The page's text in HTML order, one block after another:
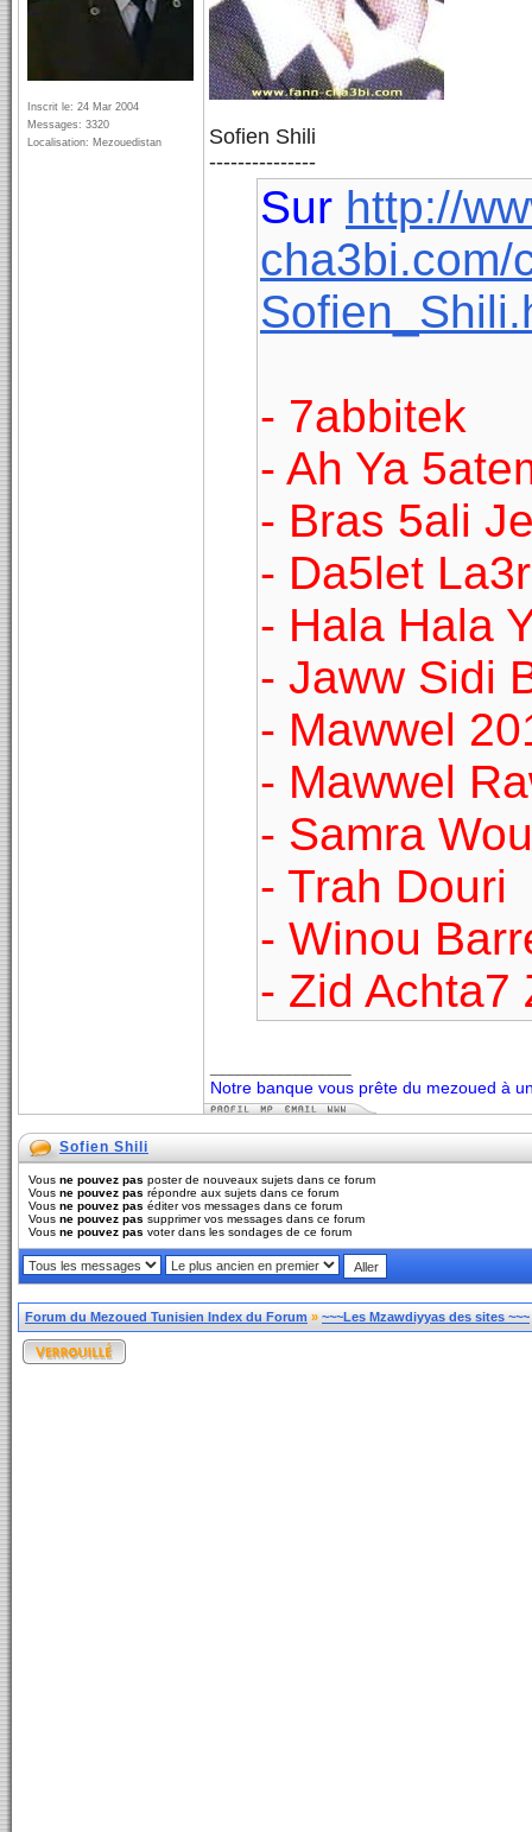
Inscrit le: 24 Mar 2004
Messages: 3320
Localisation: Mezouedistan
Sofien Shili
---------------
Sur http://
cha3bi.com/
- 7abbitek
- Ah Ya
- Bras 5ali
- Da5let
- Hala Hala
- Jaww Sidi
- Mawwel
- Mawwel
- Samra
- Trah Douri
- Winou
- Zid Achta7
Notre banque vous prête du mezoued à
Sofien Shili
Vous ne pouvez pas poster de nouveaux sujets dans ce forum
Vous ne pouvez pas répondre aux sujets dans ce forum
Vous ne pouvez pas éditer vos messages dans ce forum
Vous ne pouvez pas supprimer vos messages dans ce forum
Vous ne pouvez pas voter dans les sondages de ce forum
Forum du Mezoued Tunisien Index du Forum » ~~~Les Mzawdiyyas des sites ~~~